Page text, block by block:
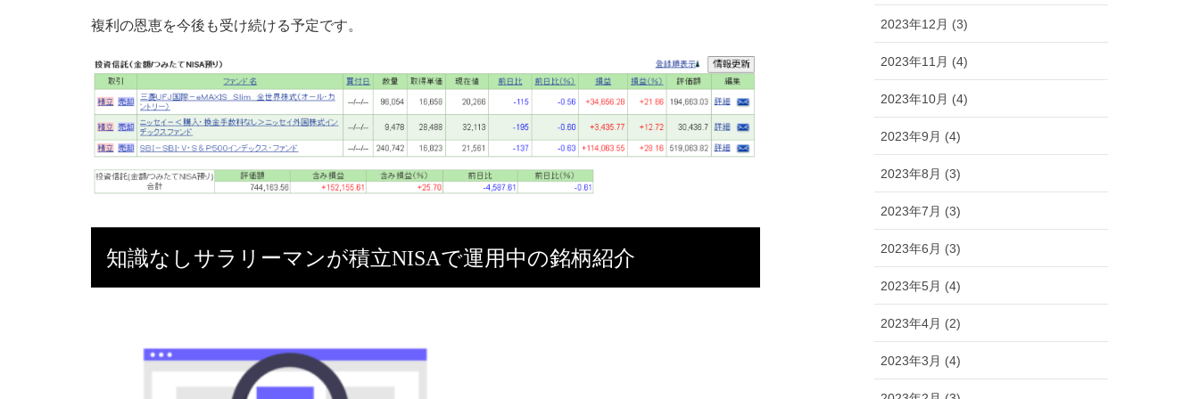
複利の恩恵を今後も受け続ける予定です。
知識なしサラリーマンが積立NISAで運用中の銘柄紹介
2023年12月 (3)
2023年11月 (4)
2023年10月 (4)
2023年9月 (4)
2023年8月 (3)
2023年7月 (3)
2023年6月 (3)
2023年5月 (4)
2023年4月 (2)
2023年3月 (4)